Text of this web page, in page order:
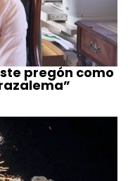
pregón como